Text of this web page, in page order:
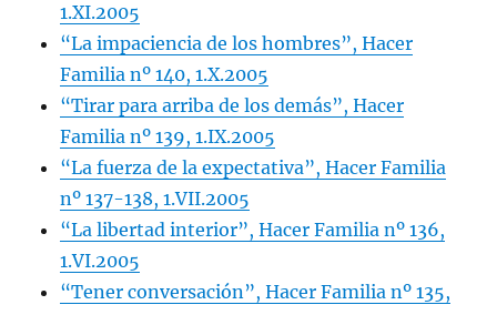
1.XI.2005
“La impaciencia de los hombres”, Hacer
Familia nº 140, 1.X.2005
“Tirar para arriba de los demás”, Hacer
Familia nº 139, 1.IX.2005
“La fuerza de la expectativa”, Hacer Familia
nº 137-138, 1.VII.2005
“La libertad interior”, Hacer Familia nº 136,
1.VI.2005
“Tener conversación”, Hacer Familia nº 135,